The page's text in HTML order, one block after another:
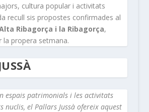
cultura popular i activitats
recull sis propostes confirmades al
Ribagorça i la Ribagorça,
la propera setmana.
espais patrimonials i les activitats
nuclis, el Pallars Jussà ofereix aquest